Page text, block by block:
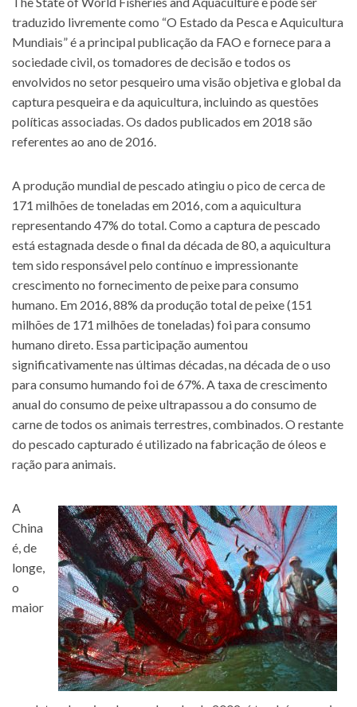
traduzido livremente como “O Estado da Pesca e Aquicultura
Mundiais” é a principal publicação da FAO e fornece para a
sociedade civil, os tomadores de decisão e todos os
envolvidos no setor pesqueiro uma visão objetiva e global da
captura pesqueira e da aquicultura, incluindo as questões
políticas associadas. Os dados publicados em 2018 são
referentes ao ano de 2016.
A produção mundial de pescado atingiu o pico de cerca de
171 milhões de toneladas em 2016, com a aquicultura
representando 47% do total. Como a captura de pescado
está estagnada desde o final da década de 80, a aquicultura
tem sido responsável pelo contínuo e impressionante
crescimento no fornecimento de peixe para consumo
humano. Em 2016, 88% da produção total de peixe (151
milhões de 171 milhões de toneladas) foi para consumo
humano direto. Essa participação aumentou
significativamente nas últimas décadas, na década de o uso
para consumo humando foi de 67%. A taxa de crescimento
anual do consumo de peixe ultrapassou a do consumo de
carne de todos os animais terrestres, combinados. O restante
do pescado capturado é utilizado na fabricação de óleos e
ração para animais.
A
China
é, de
longe,
o
maior